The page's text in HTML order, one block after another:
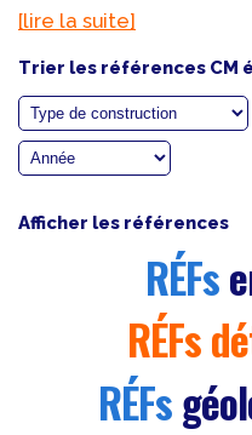
[lire la suite]
Trier les références CM
Afficher les références
RÉFs
RÉFs
RÉFs